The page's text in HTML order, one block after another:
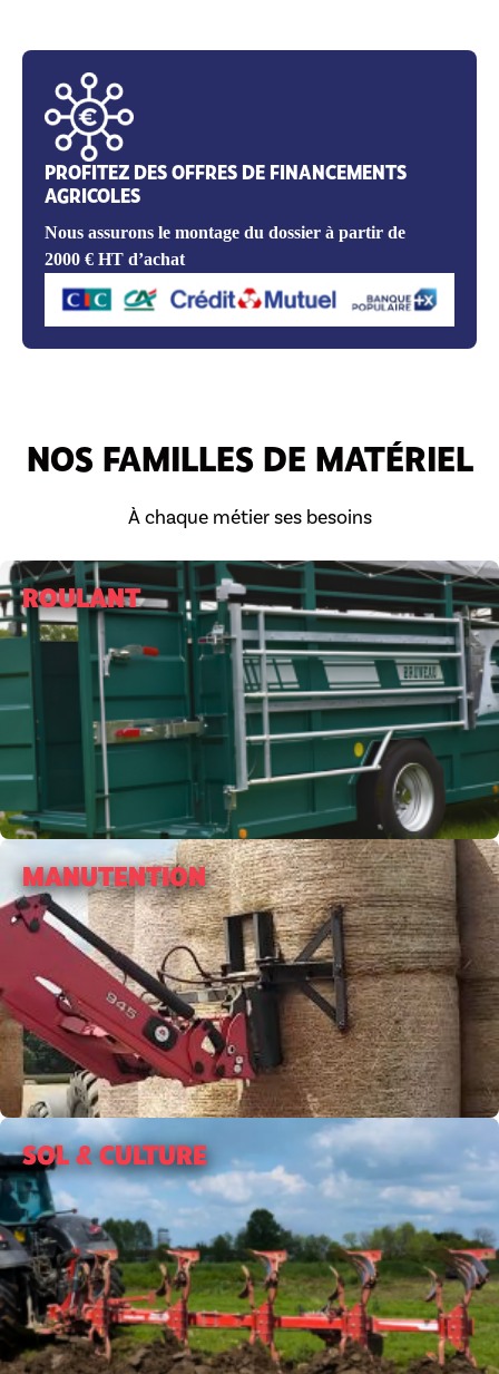
PROFITEZ DES OFFRES DE FINANCEMENTS
AGRICOLES
Nous assurons le montage du dossier à partir de
2000 € HT d’achat
NOS FAMILLES DE MATÉRIEL
À chaque métier ses besoins
ROULANT
MANUTENTION
SOL & CULTURE